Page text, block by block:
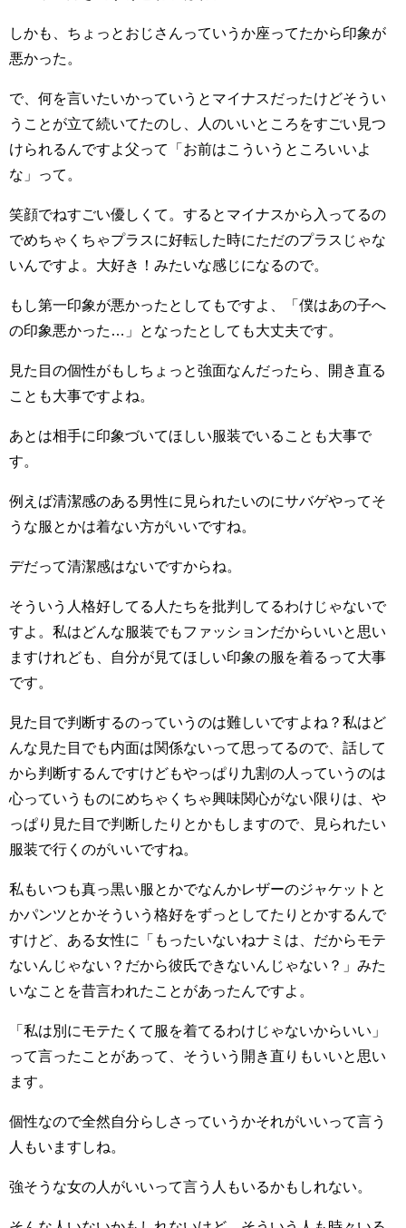
しかも、ちょっとおじさんっていうか座ってたから印象が
悪かった。
で、何を言いたいかっていうとマイナスだったけどそうい
うことが立て続いてたのし、人のいいところをすごい見つ
けられるんですよ父って「お前はこういうところいいよ
な」って。
笑顔でねすごい優しくて。するとマイナスから入ってるの
でめちゃくちゃプラスに好転した時にただのプラスじゃな
いんですよ。大好き！みたいな感じになるので。
もし第一印象が悪かったとしてもですよ、「僕はあの子へ
の印象悪かった…」となったとしても大丈夫です。
見た目の個性がもしちょっと強面なんだったら、開き直る
ことも大事ですよね。
あとは相手に印象づいてほしい服装でいることも大事で
す。
例えば清潔感のある男性に見られたいのにサバゲやってそ
うな服とかは着ない方がいいですね。
デだって清潔感はないですからね。
そういう人格好してる人たちを批判してるわけじゃないで
すよ。私はどんな服装でもファッションだからいいと思い
ますけれども、自分が見てほしい印象の服を着るって大事
です。
見た目で判断するのっていうのは難しいですよね？私はど
んな見た目でも内面は関係ないって思ってるので、話して
から判断するんですけどもやっぱり九割の人っていうのは
心っていうものにめちゃくちゃ興味関心がない限りは、や
っぱり見た目で判断したりとかもしますので、見られたい
服装で行くのがいいですね。
私もいつも真っ黒い服とかでなんかレザーのジャケットと
かパンツとかそういう格好をずっとしてたりとかするんで
すけど、ある女性に「もったいないねナミは、だからモテ
ないんじゃない？だから彼氏できないんじゃない？」みた
いなことを昔言われたことがあったんですよ。
「私は別にモテたくて服を着てるわけじゃないからいい」
って言ったことがあって、そういう開き直りもいいと思い
ます。
個性なので全然自分らしさっていうかそれがいいって言う
人もいますしね。
強そうな女の人がいいって言う人もいるかもしれない。